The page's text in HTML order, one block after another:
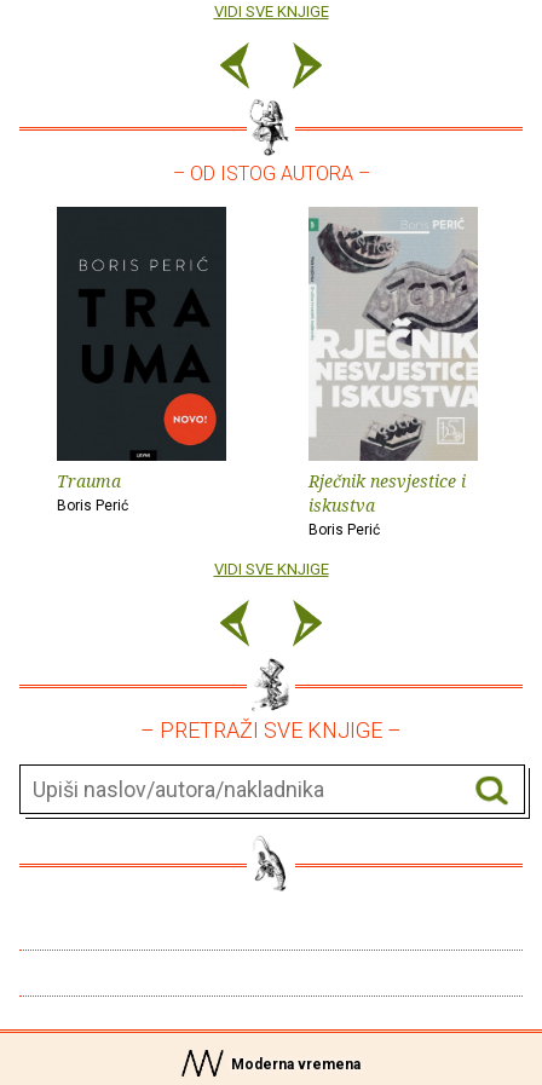
VIDI SVE KNJIGE
– OD ISTOG AUTORA –
Trauma
Boris Perić
Rječnik nesvjestice i
iskustva
Boris Perić
VIDI SVE KNJIGE
– PRETRAŽI SVE KNJIGE –
Moderna vremena